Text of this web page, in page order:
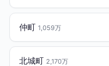
仲町 1,059万
北城町 2,170万